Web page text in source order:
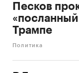
Песков
Трампе
Политика